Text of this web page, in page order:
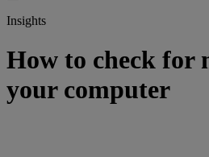
Insights
How to check for
your computer